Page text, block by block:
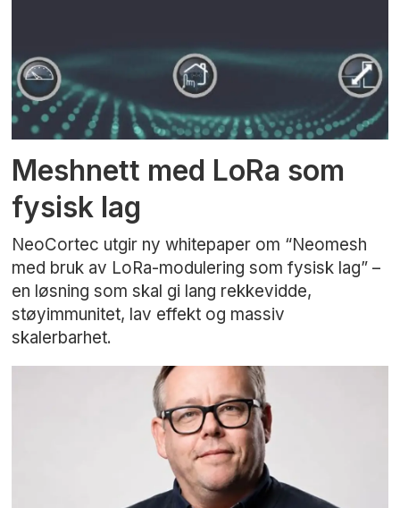
Meshnett med LoRa som
fysisk lag
NeoCortec utgir ny whitepaper om “Neomesh
med bruk av LoRa-modulering som fysisk lag” –
en løsning som skal gi lang rekkevidde,
støyimmunitet, lav effekt og massiv
skalerbarhet.